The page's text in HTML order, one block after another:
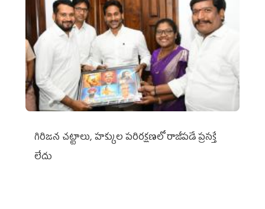
గిరిజన చట్టాలు, హక్కుల పరిరక్షణలో రాజీపడే ప్రసక్తే
లేదు